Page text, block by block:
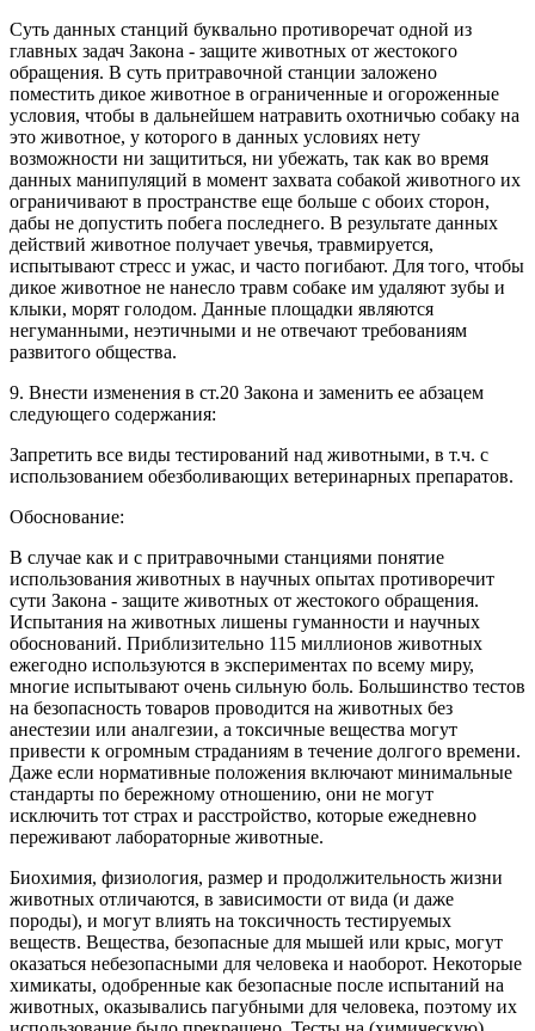
Суть данных станций буквально противоречат одной из
главных задач Закона - защите животных от жестокого
обращения. В суть притравочной станции заложено
поместить дикое животное в ограниченные и огороженные
условия, чтобы в дальнейшем натравить охотничью собаку на
это животное, у которого в данных условиях нету
возможности ни защититься, ни убежать, так как во время
данных манипуляций в момент захвата собакой животного их
ограничивают в пространстве еще больше с обоих сторон,
дабы не допустить побега последнего. В результате данных
действий животное получает увечья, травмируется,
испытывают стресс и ужас, и часто погибают. Для того, чтобы
дикое животное не нанесло травм собаке им удаляют зубы и
клыки, морят голодом. Данные площадки являются
негуманными, неэтичными и не отвечают требованиям
развитого общества.
9. Внести изменения в ст.20 Закона и заменить ее абзацем
следующего содержания:
Запретить все виды тестирований над животными, в т.ч. с
использованием обезболивающих ветеринарных препаратов.
Обоснование:
В случае как и с притравочными станциями понятие
использования животных в научных опытах противоречит
сути Закона - защите животных от жестокого обращения.
Испытания на животных лишены гуманности и научных
обоснований. Приблизительно 115 миллионов животных
ежегодно используются в экспериментах по всему миру,
многие испытывают очень сильную боль. Большинство тестов
на безопасность товаров проводится на животных без
анестезии или аналгезии, а токсичные вещества могут
привести к огромным страданиям в течение долгого времени.
Даже если нормативные положения включают минимальные
стандарты по бережному отношению, они не могут
исключить тот страх и расстройство, которые ежедневно
переживают лабораторные животные.
Биохимия, физиология, размер и продолжительность жизни
животных отличаются, в зависимости от вида (и даже
породы), и могут влиять на токсичность тестируемых
веществ. Вещества, безопасные для мышей или крыс, могут
оказаться небезопасными для человека и наоборот. Некоторые
химикаты, одобренные как безопасные после испытаний на
животных, оказывались пагубными для человека, поэтому их